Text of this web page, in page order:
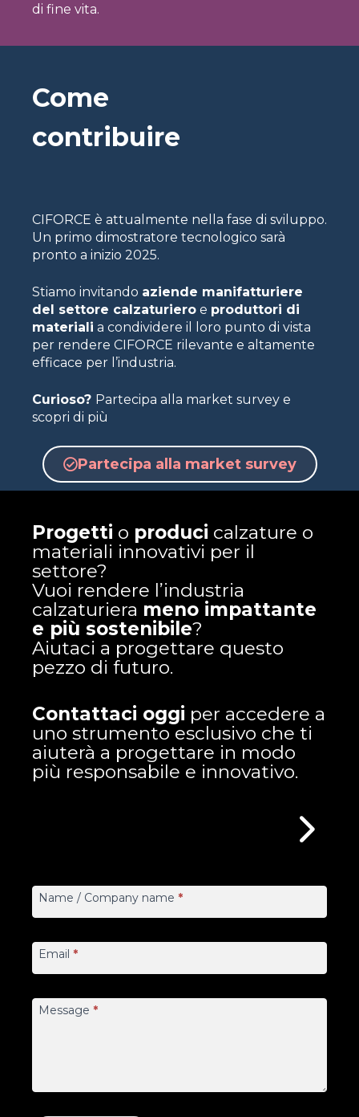
di fine vita.
Come
contribuire
CIFORCE è attualmente nella fase di sviluppo.
Un primo dimostratore tecnologico sarà
pronto a inizio 2025.
Stiamo invitando aziende manifatturiere
del settore calzaturiero e produttori di
materiali a condividere il loro punto di vista
per rendere CIFORCE rilevante e altamente
efficace per l’industria.
Curioso? Partecipa alla market survey e
scopri di più
Partecipa alla market survey
Progetti o produci calzature o
materiali innovativi per il
settore?
Vuoi rendere l’industria
calzaturiera meno impattante
e più sostenibile?
Aiutaci a progettare questo
pezzo di futuro.
Contattaci oggi per accedere a
uno strumento esclusivo che ti
aiuterà a progettare in modo
più responsabile e innovativo.
Us
Ciforce
Name / Company name *
Email *
Message *